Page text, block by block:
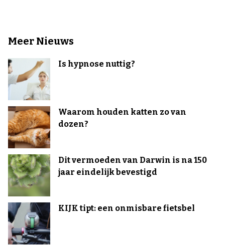
Meer Nieuws
Is hypnose nuttig?
Waarom houden katten zo van
dozen?
Dit vermoeden van Darwin is na 150
jaar eindelijk bevestigd
KIJK tipt: een onmisbare fietsbel